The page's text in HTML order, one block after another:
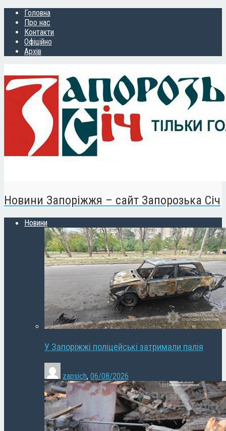
Головна
Про нас
Контакти
Офіційно
Архів
Новини Запоріжжя – сайт Запорозька Січ
Новини
У Запоріжжі поліцейські затримали палія
zapsich, 06/08/2026